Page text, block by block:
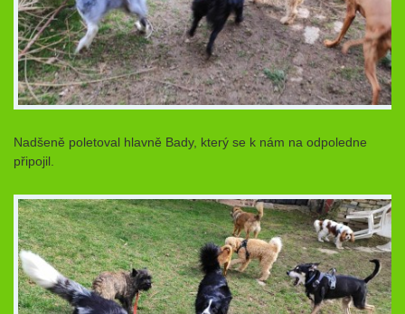
Nadšeně poletoval hlavně Bady, který se k nám na odpoledne
připojil.